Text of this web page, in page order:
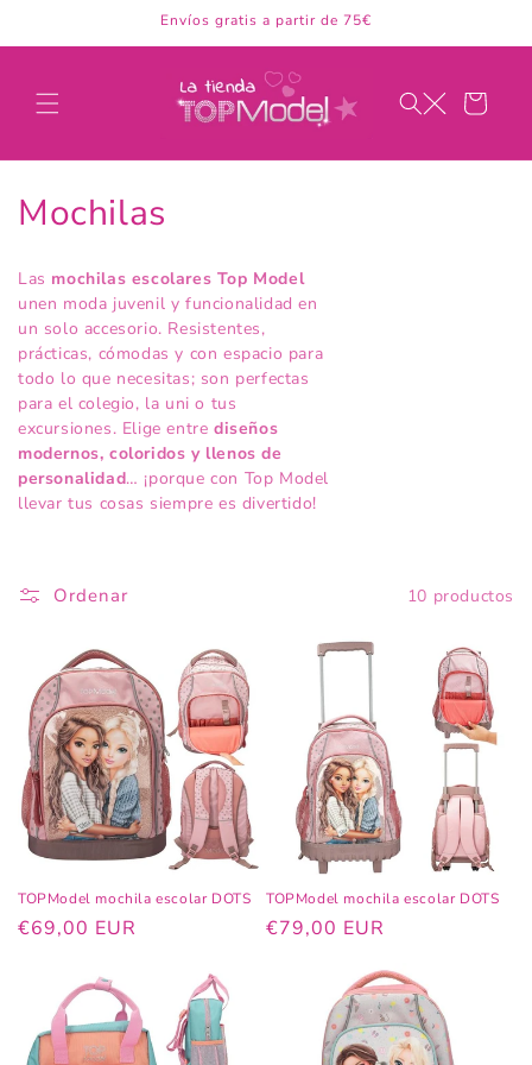
al contenido
Envíos gratis a partir de 75€
Carrito
C
o
l
e
c
c
i
n
Mochilas
Las mochilas escolares Top Model
unen moda juvenil y funcionalidad en
un solo accesorio. Resistentes,
prácticas, cómodas y con espacio para
todo lo que necesitas; son perfectas
para el colegio, la uni o tus
excursiones. Elige entrediseños
modernos, coloridos y llenos de
personalidad… ¡porque con Top Model
llevar tus cosas siempre es divertido!
Ordenar 10 productos
TOPModel mochila escolar DOTS
Precio
€69,00 EUR
TOPModel mochila escolar DOTS
Precio
€79,00 EUR